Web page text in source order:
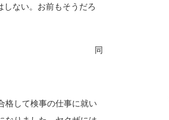
ない。お前もそうだろ
同
格して検事の仕事に就い